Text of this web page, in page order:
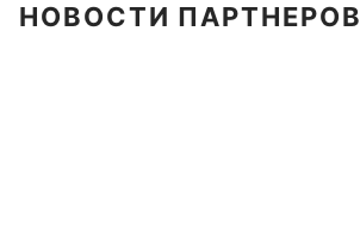
НОВОСТИ ПАРТНЕРОВ